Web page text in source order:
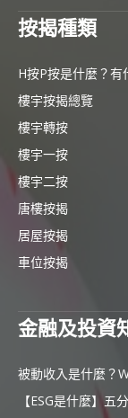
按揭種類
H按P按是什麼？有
樓宇按揭總覽
樓宇轉按
樓宇一按
樓宇二按
唐樓按揭
居屋按揭
車位按揭
金融及投資
被動收入是什麼？
【ESG是什麼】五